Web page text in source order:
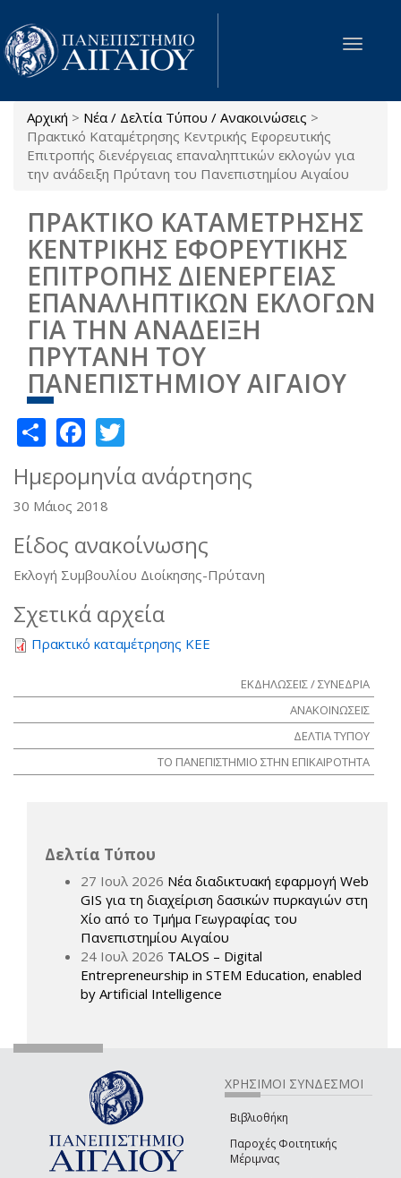
Παράκαμψη προς το κυρίως περιεχόμενο
Toggle
Είστε εδώ
Αρχική > Νέα / Δελτία Τύπου / Ανακοινώσεις >
Πρακτικό Καταμέτρησης Κεντρικής Εφορευτικής
Επιτροπής διενέργειας επαναληπτικών εκλογών για
την ανάδειξη Πρύτανη του Πανεπιστημίου Αιγαίου
ΠΡΑΚΤΙΚΟ ΚΑΤΑΜΕΤΡΗΣΗΣ
ΚΕΝΤΡΙΚΗΣ ΕΦΟΡΕΥΤΙΚΗΣ
ΕΠΙΤΡΟΠΗΣ ΔΙΕΝΕΡΓΕΙΑΣ
ΕΠΑΝΑΛΗΠΤΙΚΩΝ ΕΚΛΟΓΩΝ
ΓΙΑ ΤΗΝ ΑΝΑΔΕΙΞΗ
ΠΡΥΤΑΝΗ ΤΟΥ
ΠΑΝΕΠΙΣΤΗΜΙΟΥ ΑΙΓΑΙΟΥ
ShareFacebook
Ημερομηνία ανάρτησης
30 Μάιος 2018
Είδος ανακοίνωσης
Εκλογή Συμβουλίου Διοίκησης-Πρύτανη
Σχετικά αρχεία
Πρακτικό καταμέτρησης ΚΕΕ
ΕΚΔΗΛΩΣΕΙΣ / ΣΥΝΕΔΡΙΑ
ΑΝΑΚΟΙΝΩΣΕΙΣ
ΔΕΛΤΙΑ ΤΥΠΟΥ
ΤΟ ΠΑΝΕΠΙΣΤΗΜΙΟ ΣΤΗΝ ΕΠΙΚΑΙΡΟΤΗΤΑ
Δελτία Τύπου
27 Ιουλ 2026 Νέα διαδικτυακή εφαρμογή Web
GIS για τη διαχείριση δασικών πυρκαγιών στη
Χίο από το Τμήμα Γεωγραφίας του
Πανεπιστημίου Αιγαίου
24 Ιουλ 2026 TALOS – Digital
Entrepreneurship in STEM Education, enabled
by Artificial Intelligence
ΧΡΗΣΙΜΟΙ ΣΥΝΔΕΣΜΟΙ
Βιβλιοθήκη
Παροχές Φοιτητικής
Μέριμνας